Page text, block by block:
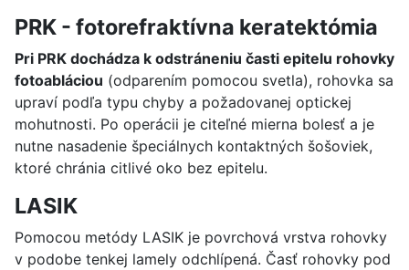
PRK - fotorefraktívna keratektómia
Pri PRK dochádza k odstráneniu časti epitelu rohovky
fotoabláciou (odparením pomocou svetla), rohovka sa
upraví podľa typu chyby a požadovanej optickej
mohutnosti. Po operácii je citeľné mierna bolesť a je
nutne nasadenie špeciálnych kontaktných šošoviek,
ktoré chránia citlivé oko bez epitelu.
LASIK
Pomocou metódy LASIK je povrchová vrstva rohovky
v podobe tenkej lamely odchlípená. Časť rohovky pod